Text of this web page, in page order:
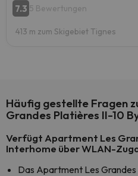
7.3 5 Bewertungen
413 m zum Skigebiet Tignes
Häufig gestellte Fragen
Grandes Platières II-10
Verfügt Apartment Les
Interhome über WLAN-
Das Apartment Les